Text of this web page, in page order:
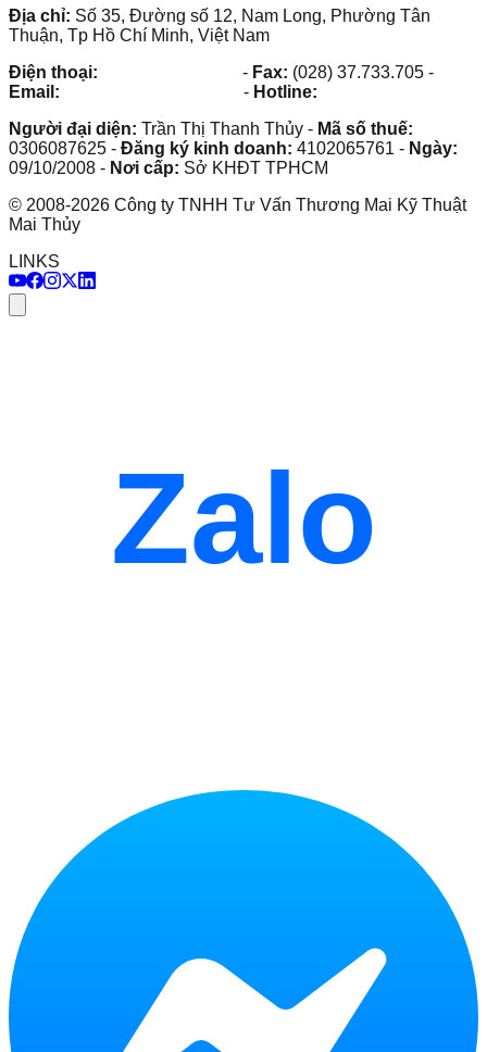
Địa chỉ: Số 35, Đường số 12, Nam Long, Phường Tân
Thuận, Tp Hồ Chí Minh, Việt Nam
Điện thoại:
- Fax: (028) 37.733.705 -
Email:
- Hotline:
Người đại diện: Trần Thị Thanh Thủy - Mã số thuế:
0306087625 - Đăng ký kinh doanh: 4102065761 - Ngày:
09/10/2008 - Nơi cấp: Sở KHĐT TPHCM
© 2008-2026 Công ty TNHH Tư Vấn Thương Mai Kỹ Thuật
Mai Thủy
LINKS
Zalo